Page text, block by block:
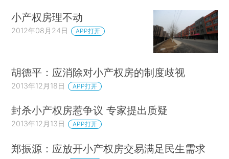
小产权房理不动
2012年08月24日 APP打开
胡德平：应消除对小产权房的制度歧视
2013年12月18日 APP打开
封杀小产权房惹争议 专家提出质疑
2013年12月13日 APP打开
郑振源：应放开小产权房交易满足民生需求